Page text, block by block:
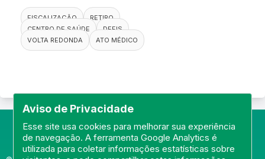
Aviso de Privacidade
Esse site usa cookies para melhorar sua experiência
de navegação. A ferramenta Google Analytics é
utilizada para coletar informações estatísticas sobre
FISCALIZAÇÃO
RETIRO
CENTRO DE SAÚDE
DEFIS
VOLTA REDONDA
ATO MÉDICO